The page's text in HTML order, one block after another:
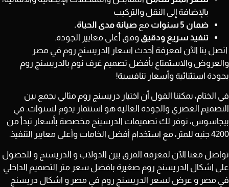
بالإضافة إلى النقل والتركيب
ضمان 5 سنوات
مع صيانة مدى الحياة.
تنفيذ سريع ودقيق وفق أعلى معايير الجودة.
اتصل بنا الآن لمعرفة أحدث اسعار الدريسنج روم في مصر
والعروض والاستمتاع بأفضل تصميم غرف نوم بالدريسنج روم
بجودة استثنائية وأسعار تنافسية!
في الختام، يمكننا القول أن اختيار دريسنج روم مثالي يجمع بين
التصميم العصري والجودة العالية هو استثمار يدوم لسنوات. في
بيجاسوس، نوفر لك تصميمات الدرسينج مخصصة بأسعار تبدأ من
4200 جنيه للمتر
، مع استخدام أفضل الخامات وأعلى معايير التنفيذ.
تواصل معنا الآن لمعرفه الفرق بين الدولاب و الدريسنج و للحصول
على اشكال الدريسنج روم صغيرة بافضل سعر متر التصميم الداخلي
في مصر و عرض لسعر الدريسنج روم في مصر و اشكال دريسنج